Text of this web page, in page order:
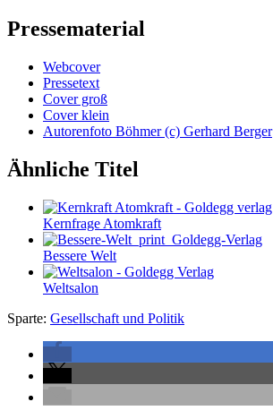
Pressematerial
Webcover
Pressetext
Cover groß
Cover klein
Autorenfoto Böhmer (c) Gerhard Berger
Ähnliche Titel
Kernfrage Atomkraft
Bessere Welt
Weltsalon
Sparte: Gesellschaft und Politik